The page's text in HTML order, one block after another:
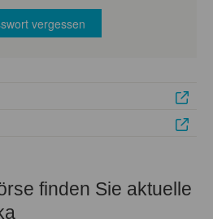
vergessen
finden Sie aktuelle